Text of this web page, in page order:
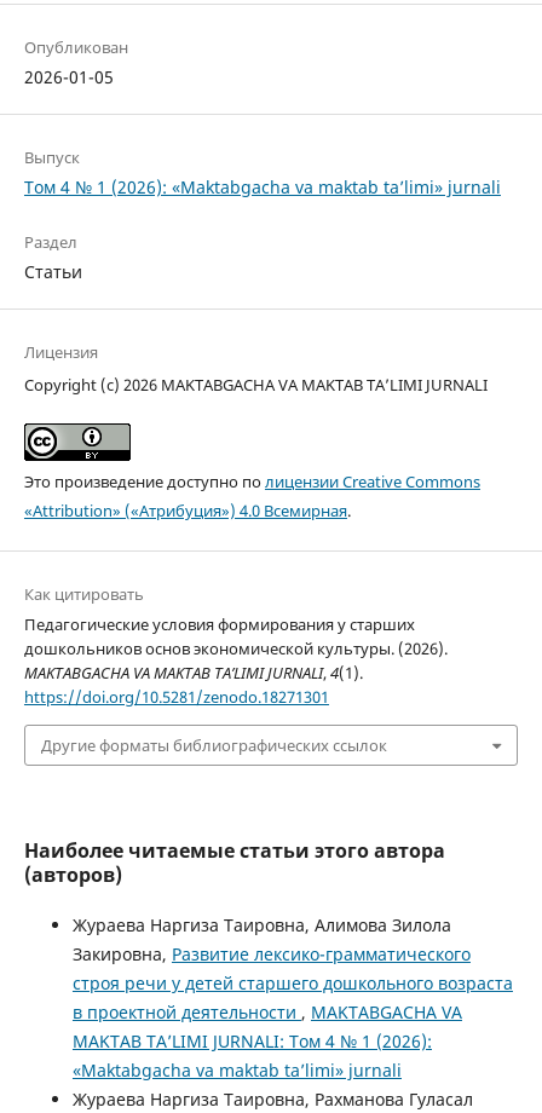
Опубликован
2026-01-05
Выпуск
Том 4 № 1 (2026): «Maktabgacha va maktab ta’limi» jurnali
Раздел
Статьи
Лицензия
Copyright (c) 2026 MAKTABGACHA VA MAKTAB TA’LIMI JURNALI
Это произведение доступно полицензии Creative Commons
«Attribution» («Атрибуция») 4.0 Всемирная.
Как цитировать
Педагогические условия формирования у старших
дошкольников основ экономической культуры. (2026).
MAKTABGACHA VA MAKTAB TA’LIMI JURNALI,4(1).
https://doi.org/10.5281/zenodo.18271301
Другие форматы библиографических ссылок
Наиболее читаемые статьи этого автора
(авторов)
Жураева Наргиза Таировна, Алимова Зилола
Закировна, Развитие лексико-грамматического
строя речи у детей старшего дошкольного возраста
в проектной деятельности , MAKTABGACHA VA
MAKTAB TA’LIMI JURNALI: Том 4 № 1 (2026):
«Maktabgacha va maktab ta’limi» jurnali
Жураева Наргиза Таировна, Рахманова Гуласал